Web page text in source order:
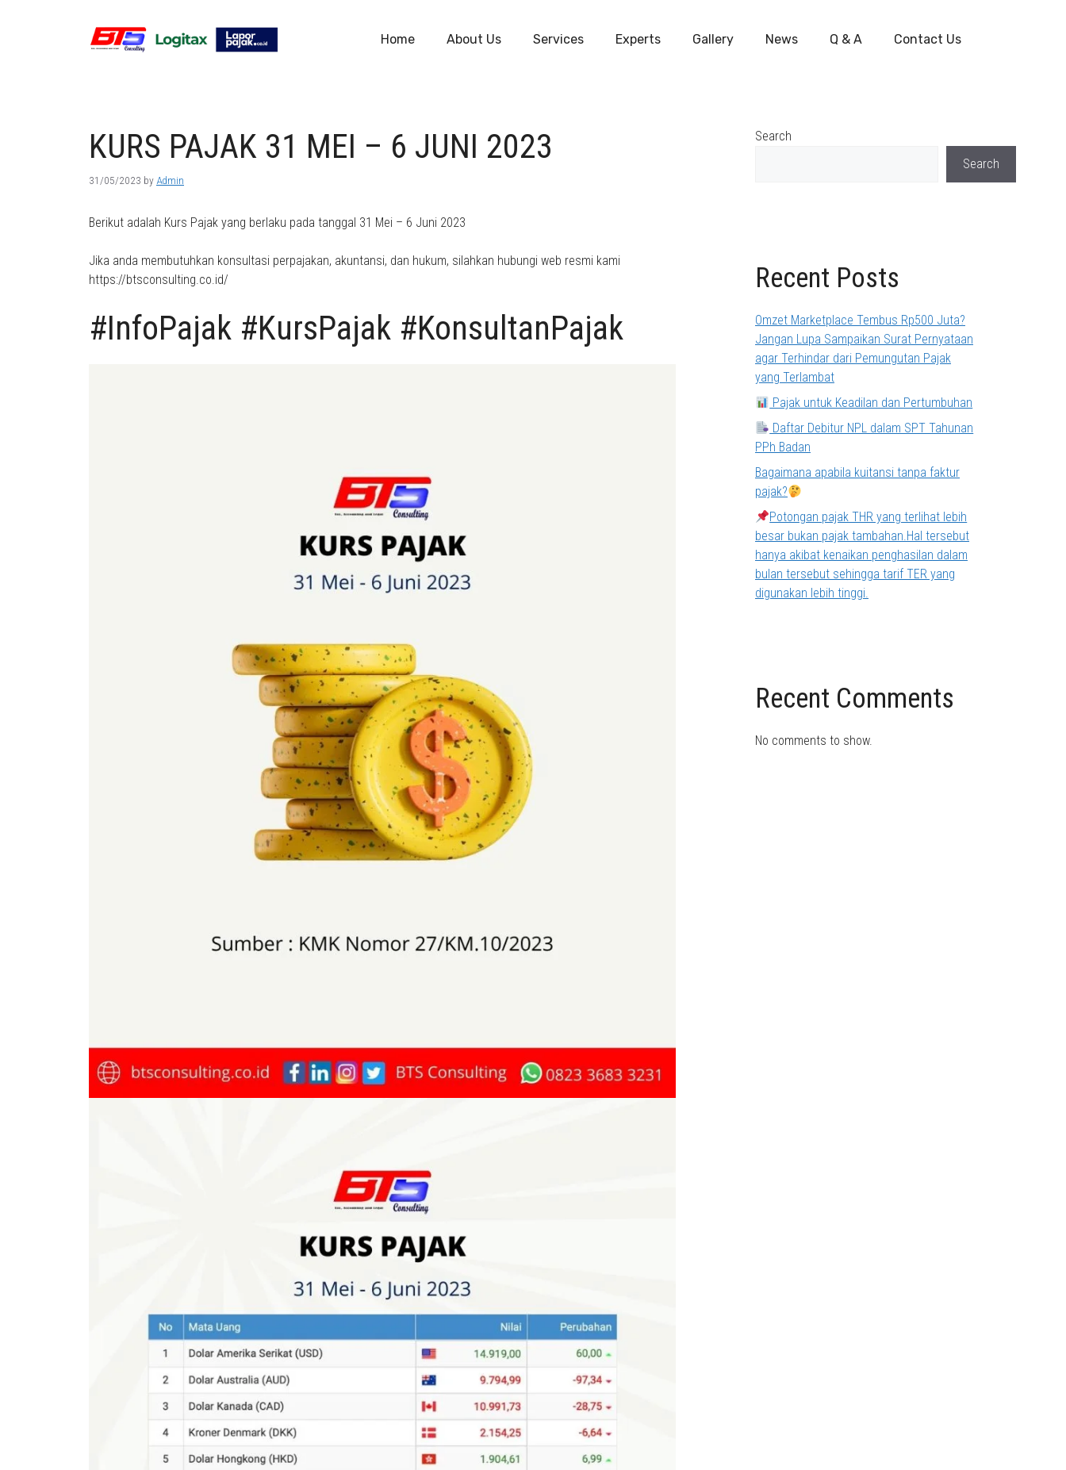
Home About Us Services Experts Gallery News Q & A Contact Us
KURS PAJAK 31 MEI – 6 JUNI 2023
31/05/2023 by Admin
Berikut adalah Kurs Pajak yang berlaku pada tanggal 31 Mei – 6 Juni 2023
Jika anda membutuhkan konsultasi perpajakan, akuntansi, dan hukum, silahkan hubungi web resmi kami
https://btsconsulting.co.id/
#InfoPajak #KursPajak #KonsultanPajak
Search
Search
Recent Posts
Omzet Marketplace Tembus Rp500 Juta?
Jangan Lupa Sampaikan Surat Pernyataan
agar Terhindar dari Pemungutan Pajak
yang Terlambat
Pajak untuk Keadilan dan Pertumbuhan
Daftar Debitur NPL dalam SPT Tahunan
PPh Badan
Bagaimana apabila kuitansi tanpa faktur
pajak?
Potongan pajak THR yang terlihat lebih
besar bukan pajak tambahan.Hal tersebut
hanya akibat kenaikan penghasilan dalam
bulan tersebut sehingga tarif TER yang
digunakan lebih tinggi.
Recent Comments
No comments to show.